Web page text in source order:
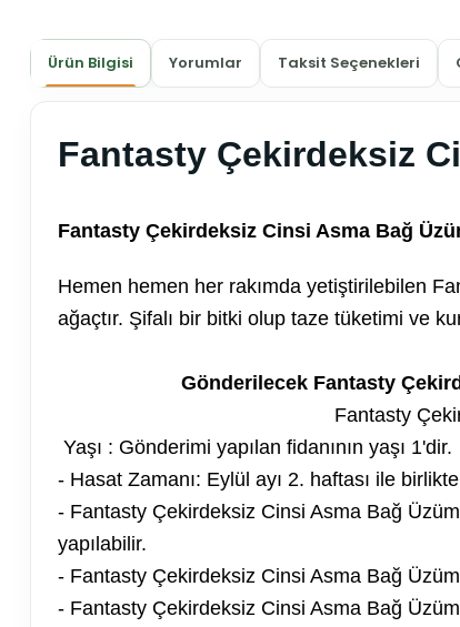
Ürün Bilgisi Yorumlar Taksit Seçenekleri
Fantasty Çekirdeksiz
Fantasty Çekirdeksiz Cinsi Asma Bağ
Hemen hemen her rakımda yetiştirilebilen
ağaçtır. Şifalı bir bitki olup taze tüketimi ve
Gönderilecek Fantasty
Fantasty
Yaşı : Gönderimi yapılan fidanının yaşı 1'dir.
- Hasat Zamanı: Eylül ayı 2. haftası ile
- Fantasty Çekirdeksiz Cinsi Asma Bağ Üzüm
yapılabilir.
- Fantasty Çekirdeksiz Cinsi Asma Bağ
- Fantasty Çekirdeksiz Cinsi Asma Bağ